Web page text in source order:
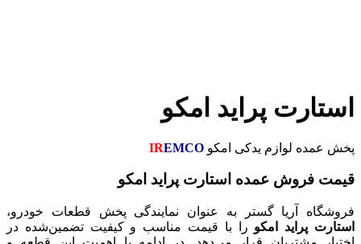
استارت پراید امکو
پخش عمده لوازم یدکی امکو IREMCO
قیمت فروش عمده استارت پراید امکو
فروشگاه آریا گستر به عنوان نمایندگی پخش قطعات خودرو،
استارت پراید امکو را با قیمت مناسب و کیفیت تضمین‌شده در